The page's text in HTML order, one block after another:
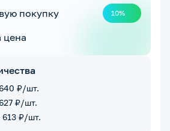
покупку 10%
цена
₽/шт.
₽/шт.
613 ₽/шт.